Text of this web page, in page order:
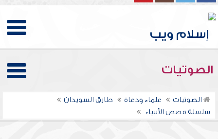
الصوتيات
الصوتيات علماء ودعاة
طارق السويدان
سلسلة قصص الأنبياء